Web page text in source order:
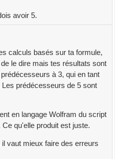
avoir 5.
calculs basés sur ta formule,
le dire mais tes résultats sont
à 3, qui en tant
prédécesseurs de 5 sont
en langage Wolfram du script
qu'elle produit est juste.
vaut mieux faire des erreurs